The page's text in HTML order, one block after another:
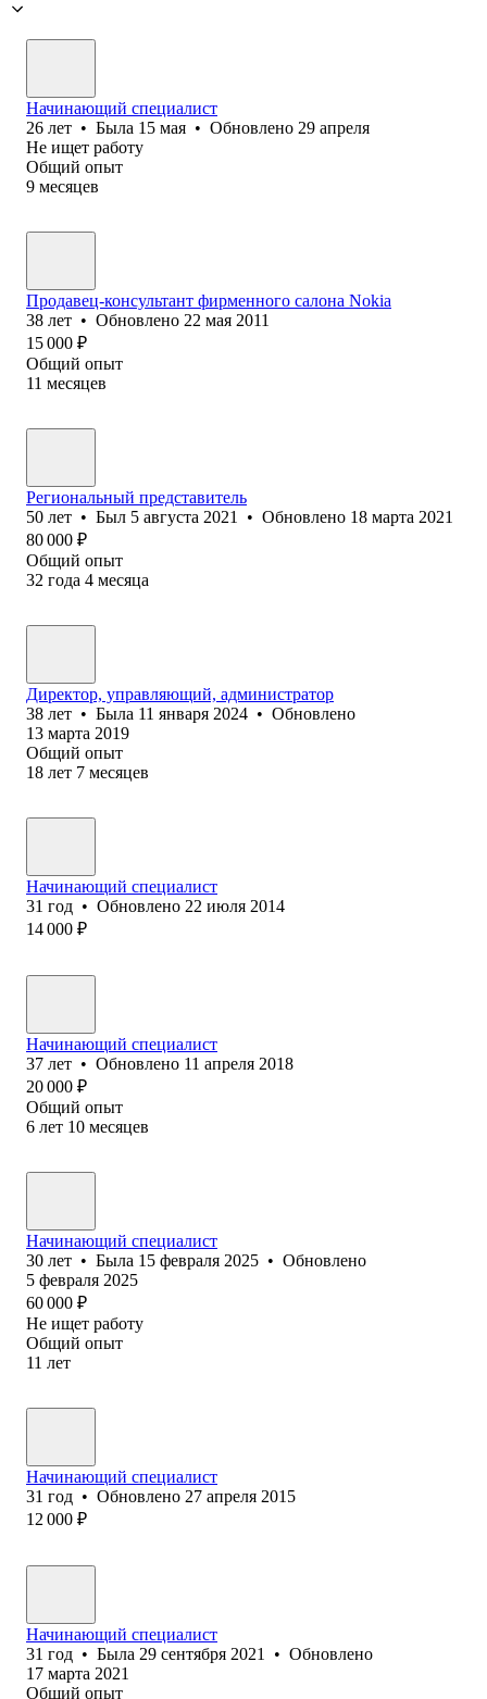
Начинающий специалист
26 лет • Была 15 мая • Обновлено 29 апреля
Не ищет работу
Общий опыт
9 месяцев
Продавец-консультант фирменного салона Nokia
38 лет • Обновлено 22 мая 2011
15 000 ₽
Общий опыт
11 месяцев
Региональный представитель
50 лет • Был 5 августа 2021 • Обновлено 18 марта 2021
80 000 ₽
Общий опыт
32 года 4 месяца
Директор, управляющий, администратор
38 лет • Была 11 января 2024 • Обновлено
13 марта 2019
Общий опыт
18 лет 7 месяцев
Начинающий специалист
31 год • Обновлено 22 июля 2014
14 000 ₽
Начинающий специалист
37 лет • Обновлено 11 апреля 2018
20 000 ₽
Общий опыт
6 лет 10 месяцев
Начинающий специалист
30 лет • Была 15 февраля 2025 • Обновлено
5 февраля 2025
60 000 ₽
Не ищет работу
Общий опыт
11 лет
Начинающий специалист
31 год • Обновлено 27 апреля 2015
12 000 ₽
Начинающий специалист
31 год • Была 29 сентября 2021 • Обновлено
17 марта 2021
Общий опыт